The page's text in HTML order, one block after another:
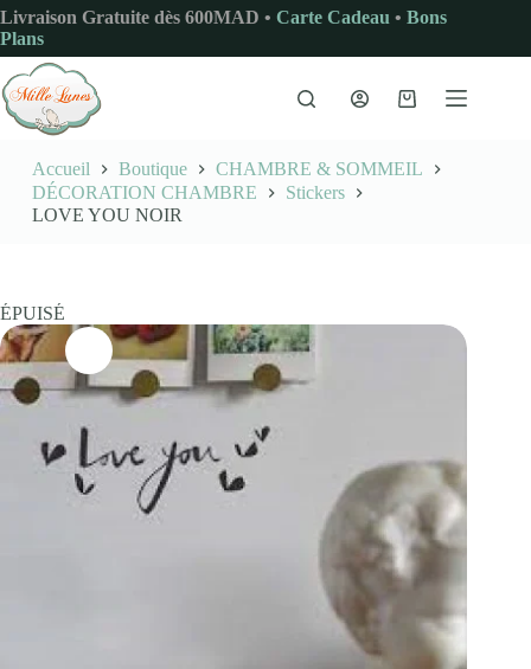
Passer
au
contenu
Livraison Gratuite dès 600MAD • Carte Cadeau • Bons
Plans
Panier
Accueil Boutique
CHAMBRE & SOMMEIL
DÉCORATION CHAMBRE
Stickers
LOVE YOU NOIR
ÉPUISÉ